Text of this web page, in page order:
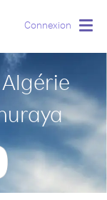
Connexion